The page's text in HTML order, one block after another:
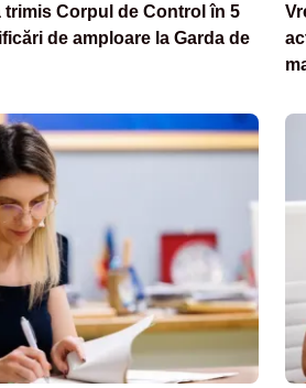
trimis Corpul de Control în 5
de amploare la Garda de